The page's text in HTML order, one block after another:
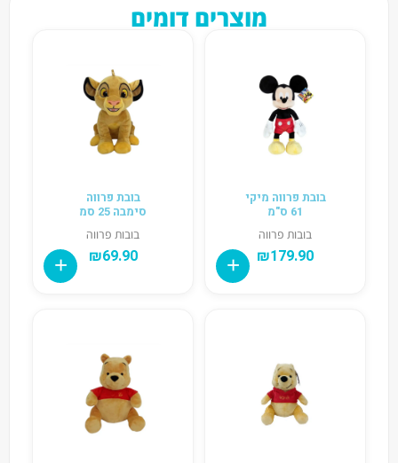
מוצרים דומים
בובת פרווה מיקי
61 ס"מ
בובות פרווה
₪179.90
בובת פרווה
סימבה 25 סמ
בובות פרווה
₪69.90